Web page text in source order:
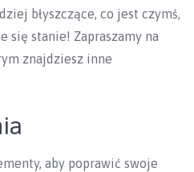
błyszczące, co jest czymś,
się stanie! Zapraszamy na
znajdziesz inne
aby poprawić swoje